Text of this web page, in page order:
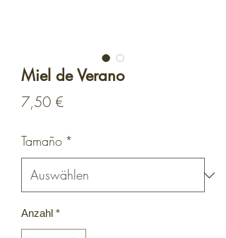
Miel de Verano
7,50 €Preis
Tamaño *
Anzahl *